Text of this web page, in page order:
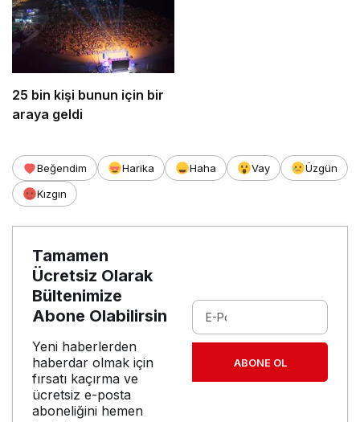
25 bin kişi bunun için bir
araya geldi
Beğendim Harika Haha Vay
Üzgün
Kızgın
Tamamen
Ücretsiz Olarak
Bültenimize
Abone Olabilirsin
Yeni haberlerden
haberdar olmak için
fırsatı kaçırma ve
ücretsiz e-posta
aboneliğini hemen
ABONE OL